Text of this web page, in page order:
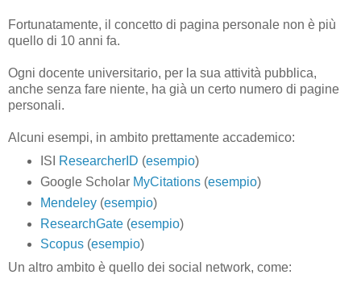
Fortunatamente, il concetto di pagina personale non è più
quello di 10 anni fa.
Ogni docente universitario, per la sua attività pubblica,
anche senza fare niente, ha già un certo numero di pagine
personali.
Alcuni esempi, in ambito prettamente accademico:
ISI
ResearcherID (esempio)
Google Scholar MyCitations(esempio)
Mendeley(esempio)
ResearchGate(esempio)
Scopus(esempio)
Un altro ambito è quello dei social network, come: